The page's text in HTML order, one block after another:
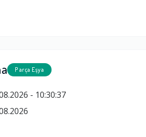
Parça Eşya
- 10:30:37